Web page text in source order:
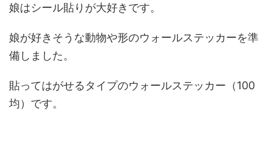
娘はシール貼りが大好きです。
娘が好きそうな動物や形のウォールステッカーを準
備しました。
貼ってはがせるタイプのウォールステッカー（100
均）です。